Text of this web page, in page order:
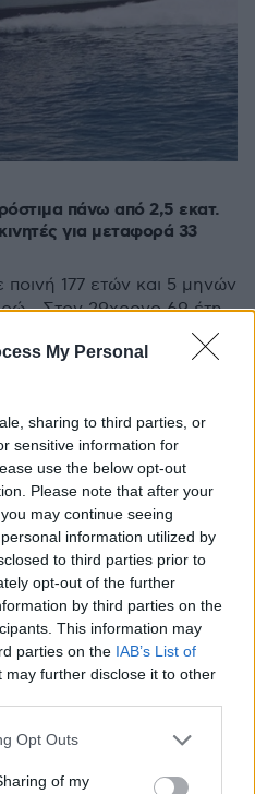
My Personal
sharing to third parties, or
sensitive information for
use the below opt-out
Please note that after your
may continue seeing
information utilized by
to third parties prior to
opt-out of the further
by third parties on the
This information may
parties on the IAB’s List of
may further disclose it to other
uses one or more Google
behaviour. You may click to
Opt Outs
of my
πάνω από 2,5 εκατ.
για μεταφορά 33
177 ετών και 5 μηνών
- Στον 29χρονο 69 έτη
και πρόστιμο 740.500